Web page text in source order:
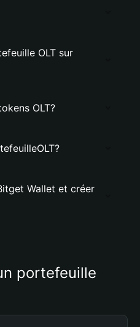
OLT sur
OLT?
Wallet et créer
portefeuille